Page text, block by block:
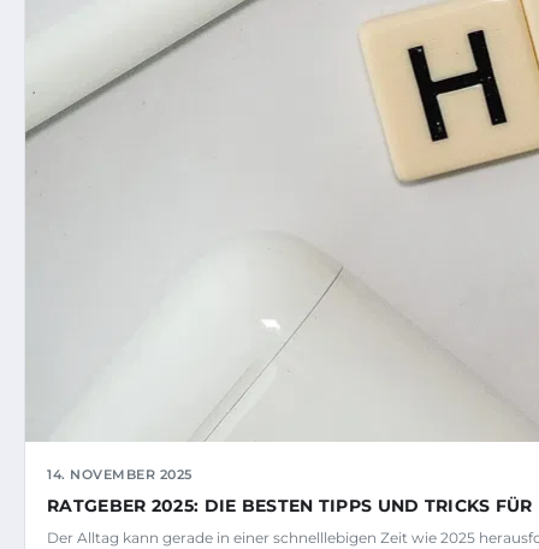
14. NOVEMBER 2025
RATGEBER 2025: DIE BESTEN TIPPS UND TRICKS
Der Alltag kann gerade in einer schnelllebigen Zeit wie 2025